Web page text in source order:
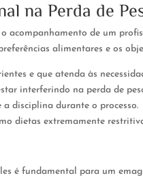
na Perda de
acompanhamento de um
alimentares e os
e que atenda às
interferindo na perda de
disciplina durante o processo.
dietas extremamente
é fundamental para um